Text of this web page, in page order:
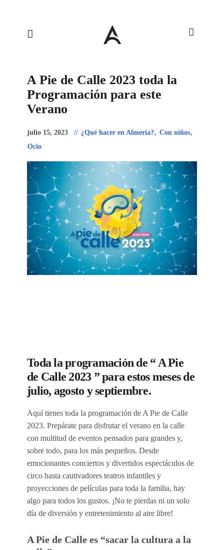
A Pie de Calle 2023 toda la
Programación para este
Verano
julio 15, 2023 ¿Qué hacer en Almería?, Con niños,
Ocio
Toda la programación de “ A Pie
de Calle 2023 ” para estos meses de
julio, agosto y septiembre.
Aquí tienes toda la programación de A Pie de Calle
2023. Prepárate para disfrutar el verano en la calle
con multitud de eventos pensados para grandes y,
sobre todo, para los más pequeños. Desde
emocionantes conciertos y divertidos espectáculos de
circo hasta cautivadores teatros infantiles y
proyecciones de películas para toda la familia, hay
algo para todos los gustos. ¡No te pierdas ni un solo
día de diversión y entretenimiento al aire libre!
A Pie de Calle es “sacar la cultura a la